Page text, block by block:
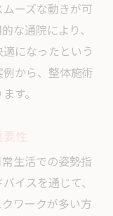
ーズな動きが可
な通院により、
になったという
から、整体施術
す。
生活での姿勢指
イスを通じて、
ワークが多い方